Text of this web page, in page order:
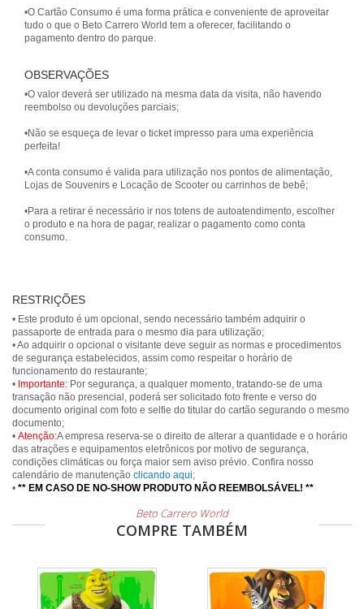
•O Cartão Consumo é uma forma prática e conveniente de aproveitar
tudo o que o Beto Carrero World tem a oferecer, facilitando o
pagamento dentro do parque.
OBSERVAÇÕES
•O valor deverá ser utilizado na mesma data da visita, não havendo
reembolso ou devoluções parciais;
•Não se esqueça de levar o ticket impresso para uma experiência
perfeita!
•A conta consumo é valida para utilização nos pontos de alimentação,
Lojas de Souvenirs e Locação de Scooter ou carrinhos de bebê;
•Para a retirar é necessário ir nos totens de autoatendimento, escolher
o produto e na hora de pagar, realizar o pagamento como conta
consumo.
RESTRIÇÕES
• Este produto é um opcional, sendo necessário também adquirir o
passaporte de entrada para o mesmo dia para utilização;
• Ao adquirir o opcional o visitante deve seguir as normas e procedimentos
de segurança estabelecidos, assim como respeitar o horário de
funcionamento do restaurante;
• Importante: Por segurança, a qualquer momento, tratando-se de uma
transação não presencial, poderá ser solicitado foto frente e verso do
documento original com foto e selfie do titular do cartão segurando o mesmo
documento;
• Atenção:A empresa reserva-se o direito de alterar a quantidade e o horário
das atrações e equipamentos eletrônicos por motivo de segurança,
condições climáticas ou força maior sem aviso prévio. Confira nosso
calendário de manutenção clicando aqui;
• ** EM CASO DE NO-SHOW PRODUTO NÃO REEMBOLSÁVEL! **
Beto Carrero World
COMPRE TAMBÉM